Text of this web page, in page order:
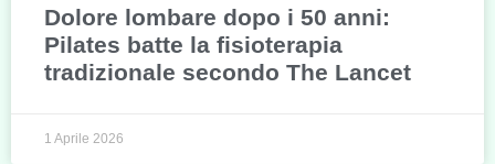
Dolore lombare dopo i 50 anni:
Pilates batte la fisioterapia
tradizionale secondo The Lancet
1 Aprile 2026